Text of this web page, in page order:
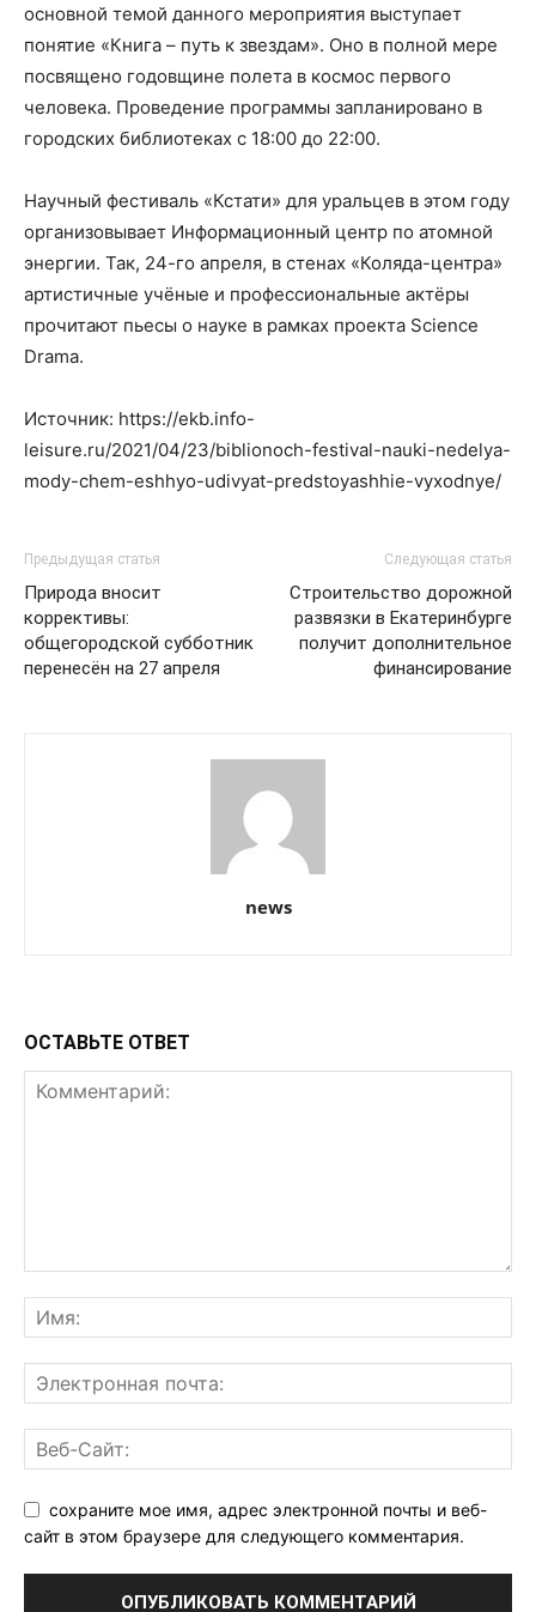
основной темой данного мероприятия выступает
понятие «Книга – путь к звездам». Оно в полной мере
посвящено годовщине полета в космос первого
человека. Проведение программы запланировано в
городских библиотеках с 18:00 до 22:00.
Научный фестиваль «Кстати» для уральцев в этом году
организовывает Информационный центр по атомной
энергии. Так, 24-го апреля, в стенах «Коляда-центра»
артистичные учёные и профессиональные актёры
прочитают пьесы о науке в рамках проекта Science
Drama.
Источник: https://ekb.info-
leisure.ru/2021/04/23/biblionoch-festival-nauki-nedelya-
mody-chem-eshhyo-udivyat-predstoyashhie-vyxodnye/
Предыдущая статья
Природа вносит
коррективы:
общегородской субботник
перенесён на 27 апреля
Следующая статья
Строительство дорожной
развязки в Екатеринбурге
получит дополнительное
финансирование
news
ОСТАВЬТЕ ОТВЕТ
сохраните мое имя, адрес электронной почты и веб-
сайт в этом браузере для следующего комментария.